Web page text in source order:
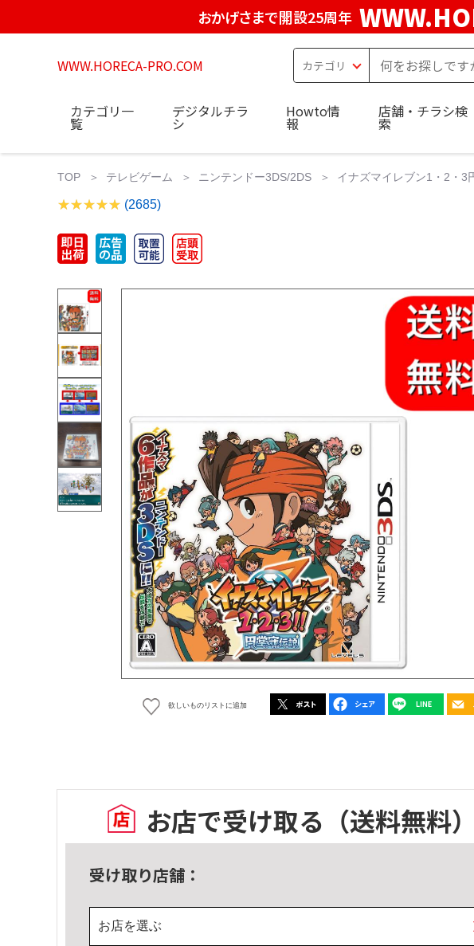
おかげさまで開設25周年
WWW.HORECA-PRO.COM
カテゴリ一
覧
デジタルチラ
シ
Howto情
報
店舗・チラシ検
索
TOP テレビゲーム ニンテンドー3DS/2DS イナズマイレブン1・2・3
(2685)
欲しいものリストに追加
お店で受け取る （送料無料）
受け取り店舗：
お店を選ぶ